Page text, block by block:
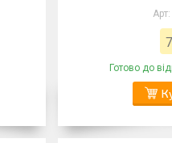
Готово до